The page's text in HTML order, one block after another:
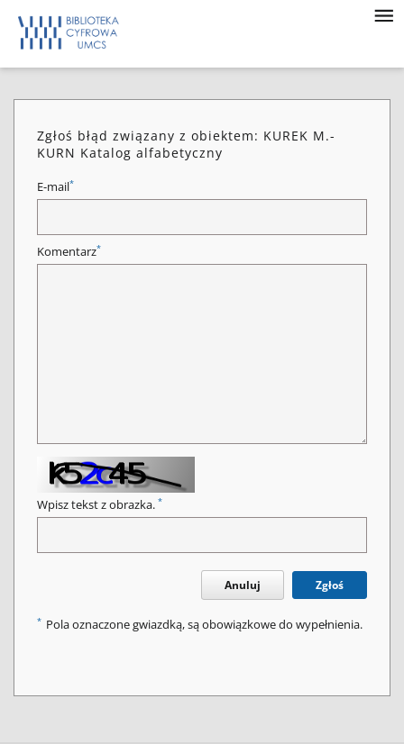
Zgłoś błąd związany z obiektem: KUREK M.-
KURN Katalog alfabetyczny
E-mail*
Komentarz*
Wpisz tekst z obrazka. *
Anuluj Zgłoś
* Pola oznaczone gwiazdką, są obowiązkowe do wypełnienia.